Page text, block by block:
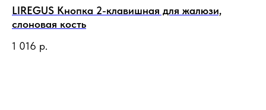
LIREGUS Кнопка 2-клавишная для жалюзи,
слоновая кость
1 016 р.